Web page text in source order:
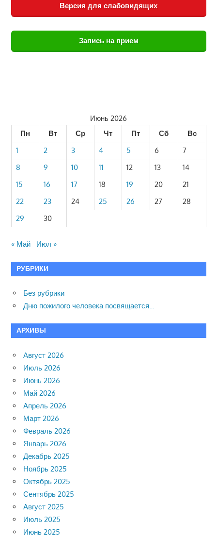
Версия для слабовидящих
Запись на прием
Июнь 2026
Пн Вт Ср Чт Пт Сб Вс
1 2 3 4 5 6
7
8
9 10 11 12 13
14
15
16 17 18 19 20
21
22
23 24 25 26 27
28
29
30
« Май Июл »
РУБРИКИ
Без рубрики
Дню пожилого человека посвящается…
АРХИВЫ
Август 2026
Июль 2026
Июнь 2026
Май 2026
Апрель 2026
Март 2026
Февраль 2026
Январь 2026
Декабрь 2025
Ноябрь 2025
Октябрь 2025
Сентябрь 2025
Август 2025
Июль 2025
Июнь 2025